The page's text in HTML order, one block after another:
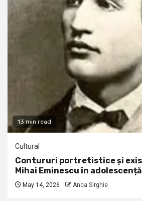
13 min read
Cultural
Contururi portretistice și
Mihai Eminescu în adolescență
May 14, 2026 Anca Sirghie